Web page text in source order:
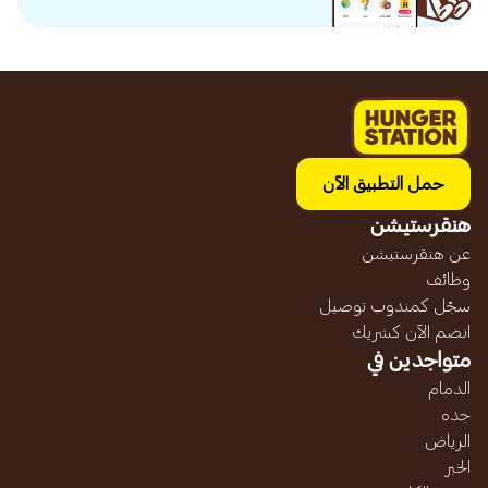
حمل التطبيق الآن
هنقرستيشن
عن هنقرستيشن
وظائف
سجّل كمندوب توصيل
انضم الآن كشريك
متواجدين في
الدمام
جده
الرياض
الخبر